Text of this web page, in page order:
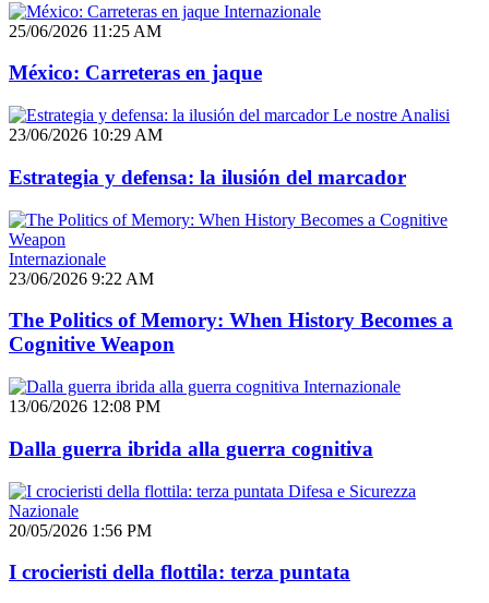
Internazionale
25/06/2026 11:25 AM
México: Carreteras en jaque
Le nostre Analisi
23/06/2026 10:29 AM
Estrategia y defensa: la ilusión del marcador
Internazionale
23/06/2026 9:22 AM
The Politics of Memory: When History Becomes a
Cognitive Weapon
Internazionale
13/06/2026 12:08 PM
Dalla guerra ibrida alla guerra cognitiva
Difesa e Sicurezza
Nazionale
20/05/2026 1:56 PM
I crocieristi della flottila: terza puntata